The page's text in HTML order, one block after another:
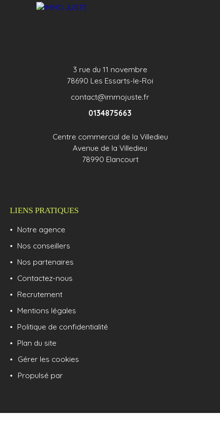
3 rue du 11 novembre
78690 Les Essarts-le-Roi
contact@immojuste.fr
0134875663
Centre commercial de la Villedieu
Avenue de la Villedieu
78990 Elancourt
LIENS PRATIQUES
Notre agence
Nos conseillers
Nos partenaires
Contactez-nous
Recrutement
Mentions légales
Politique de confidentialité
Plan du site
Gérer les cookies
Propulsé par